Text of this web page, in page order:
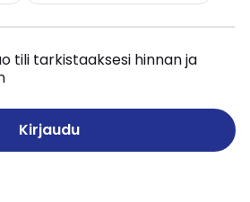
tili tarkistaaksesi hinnan ja
Kirjaudu